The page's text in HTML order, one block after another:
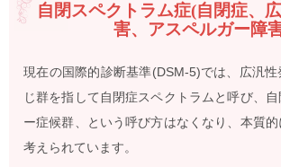
自閉スペクトラム症(自閉症、
害、アスペルガー障
現在の国際的診断基準(DSM-5)では、広汎
じ群を指して自閉症スペクトラムと呼び、
ー症候群、という呼び方はなくなり、本質的
考えられています。